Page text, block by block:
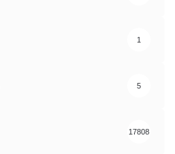
1
5
17808